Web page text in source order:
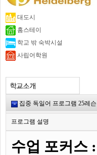
대도시
홈스테이
학교 밖 숙박시설
사립어학원
집중 독일어 프로그램 25레슨
프로그램 설명
수업 포커스 :